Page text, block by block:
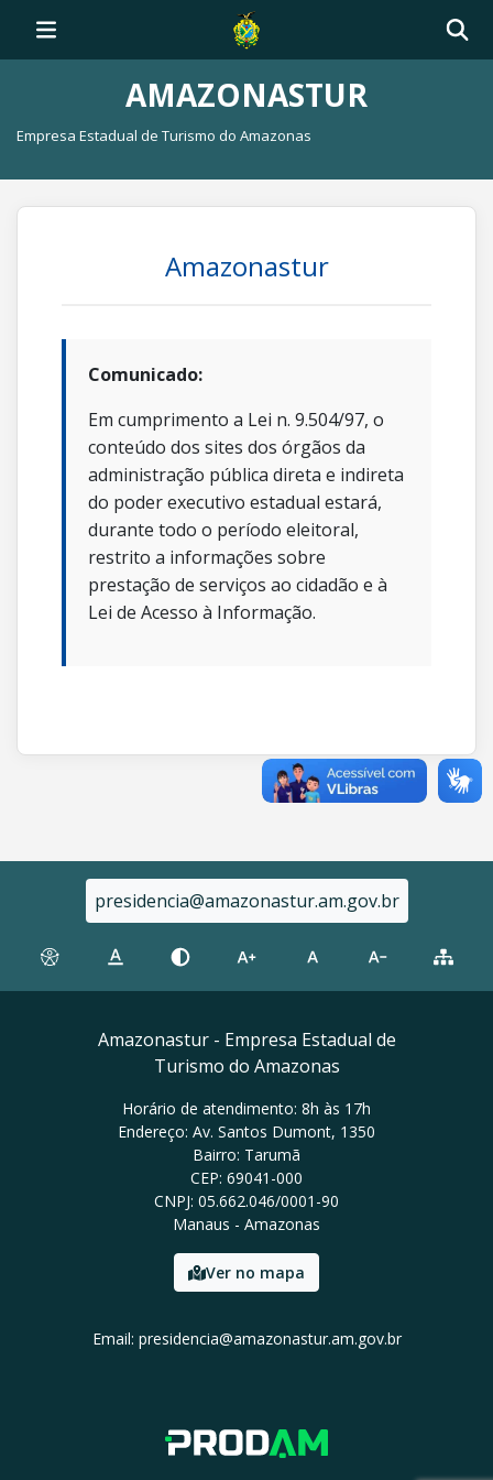
AMAZONASTUR
Empresa Estadual de Turismo do Amazonas
Amazonastur
Comunicado:
Em cumprimento a Lei n. 9.504/97, o
conteúdo dos sites dos órgãos da
administração pública direta e indireta
do poder executivo estadual estará,
durante todo o período eleitoral,
restrito a informações sobre
prestação de serviços ao cidadão e à
Lei de Acesso à Informação.
presidencia@amazonastur.am.gov.br
Amazonastur - Empresa Estadual de
Turismo do Amazonas
Horário de atendimento: 8h às 17h
Endereço: Av. Santos Dumont, 1350
Bairro: Tarumã
CEP: 69041-000
CNPJ: 05.662.046/0001-90
Manaus - Amazonas
Ver no mapa
Email: presidencia@amazonastur.am.gov.br